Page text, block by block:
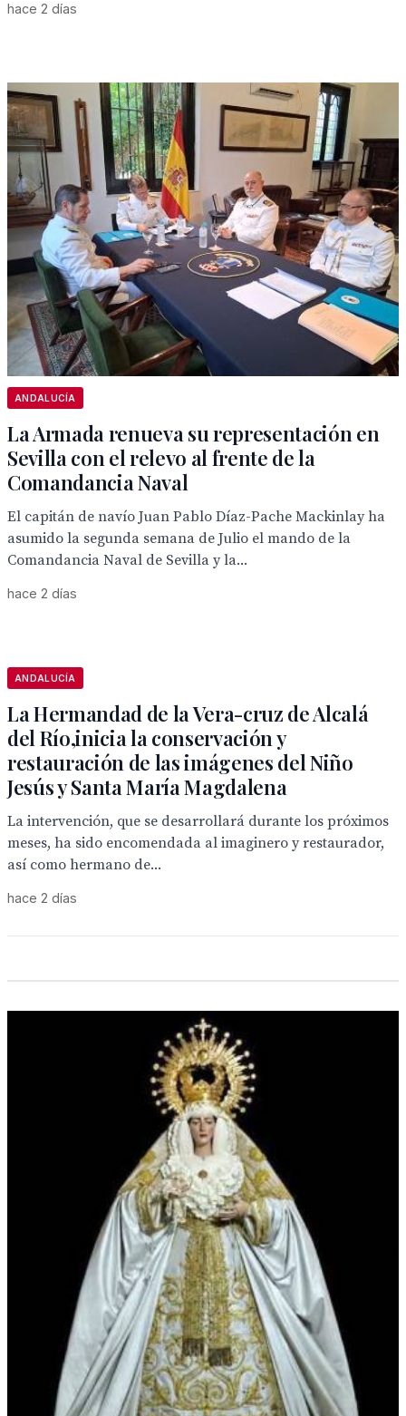
hace 2 días
ANDALUCÍA
La Armada renueva su representación en
Sevilla con el relevo al frente de la
Comandancia Naval
El capitán de navío Juan Pablo Díaz-Pache Mackinlay ha
asumido la segunda semana de Julio el mando de la
Comandancia Naval de Sevilla y la...
hace 2 días
ANDALUCÍA
La Hermandad de la Vera-cruz de Alcalá
del Río,inicia la conservación y
restauración de las imágenes del Niño
Jesús y Santa María Magdalena
La intervención, que se desarrollará durante los próximos
meses, ha sido encomendada al imaginero y restaurador,
así como hermano de...
hace 2 días